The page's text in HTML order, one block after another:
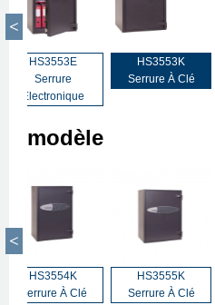
HS3553E
Serrure
Électronique
HS3553K
Serrure À Clé
modèle
HS3554K
Serrure À Clé
HS3555K
Serrure À Clé